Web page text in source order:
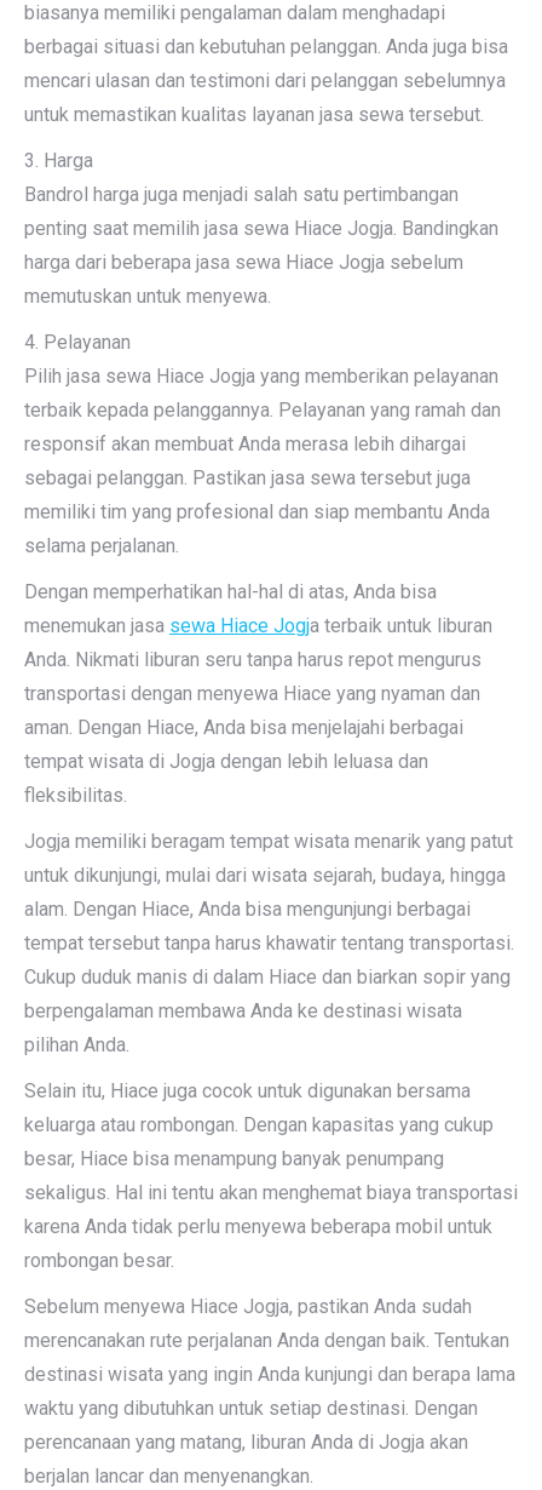
biasanya memiliki pengalaman dalam menghadapi
berbagai situasi dan kebutuhan pelanggan. Anda juga bisa
mencari ulasan dan testimoni dari pelanggan sebelumnya
untuk memastikan kualitas layanan jasa sewa tersebut.
3. Harga
Bandrol harga juga menjadi salah satu pertimbangan
penting saat memilih jasa sewa Hiace Jogja. Bandingkan
harga dari beberapa jasa sewa Hiace Jogja sebelum
memutuskan untuk menyewa.
4. Pelayanan
Pilih jasa sewa Hiace Jogja yang memberikan pelayanan
terbaik kepada pelanggannya. Pelayanan yang ramah dan
responsif akan membuat Anda merasa lebih dihargai
sebagai pelanggan. Pastikan jasa sewa tersebut juga
memiliki tim yang profesional dan siap membantu Anda
selama perjalanan.
Dengan memperhatikan hal-hal di atas, Anda bisa
menemukan jasa sewa Hiace Jogja terbaik untuk liburan
Anda. Nikmati liburan seru tanpa harus repot mengurus
transportasi dengan menyewa Hiace yang nyaman dan
aman. Dengan Hiace, Anda bisa menjelajahi berbagai
tempat wisata di Jogja dengan lebih leluasa dan
fleksibilitas.
Jogja memiliki beragam tempat wisata menarik yang patut
untuk dikunjungi, mulai dari wisata sejarah, budaya, hingga
alam. Dengan Hiace, Anda bisa mengunjungi berbagai
tempat tersebut tanpa harus khawatir tentang transportasi.
Cukup duduk manis di dalam Hiace dan biarkan sopir yang
berpengalaman membawa Anda ke destinasi wisata
pilihan Anda.
Selain itu, Hiace juga cocok untuk digunakan bersama
keluarga atau rombongan. Dengan kapasitas yang cukup
besar, Hiace bisa menampung banyak penumpang
sekaligus. Hal ini tentu akan menghemat biaya transportasi
karena Anda tidak perlu menyewa beberapa mobil untuk
rombongan besar.
Sebelum menyewa Hiace Jogja, pastikan Anda sudah
merencanakan rute perjalanan Anda dengan baik. Tentukan
destinasi wisata yang ingin Anda kunjungi dan berapa lama
waktu yang dibutuhkan untuk setiap destinasi. Dengan
perencanaan yang matang, liburan Anda di Jogja akan
berjalan lancar dan menyenangkan.